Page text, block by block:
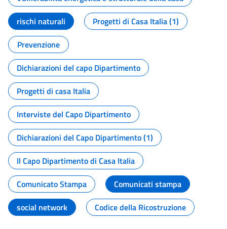
rischi naturali
Progetti di Casa Italia (1)
Prevenzione
Dichiarazioni del capo Dipartimento
Progetti di casa Italia
Interviste del Capo Dipartimento
Dichiarazioni del Capo Dipartimento (1)
Il Capo Dipartimento di Casa Italia
Comunicato Stampa
Comunicati stampa
social network
Codice della Ricostruzione